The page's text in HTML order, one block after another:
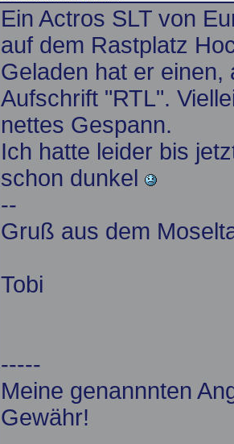
Ein Actros SLT von
auf dem Rastplatz
Geladen hat er einen,
Aufschrift "RTL".
nettes Gespann.
Ich hatte leider bis
schon dunkel
--
Gruß aus dem
Tobi
-----
Meine genannnten
Gewähr!